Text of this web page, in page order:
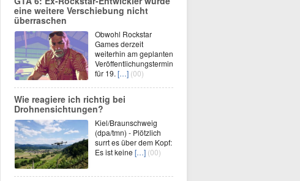
eine weitere Verschiebung nicht
überraschen
Obwohl Rockstar
Games derzeit
weiterhin am geplanten
Veröffentlichungstermin
für 19. […] (00)
Wie reagiere ich richtig bei
Drohnensichtungen?
Kiel/Braunschweig
(dpa/tmn) - Plötzlich
surrt es über dem Kopf:
Es ist keine […] (00)